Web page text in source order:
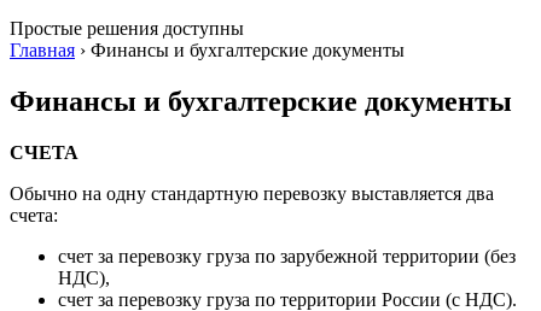
Простые решения доступны
Главная › Финансы и бухгалтерские документы
Финансы и бухгалтерские документы
СЧЕТА
Обычно на одну стандартную перевозку выставляется два
счета:
счет за перевозку груза по зарубежной территории (без
НДС),
счет за перевозку груза по территории России (с НДС).